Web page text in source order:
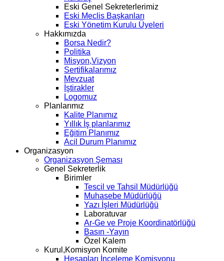
Eski Genel Sekreterlerimiz
Eski Meclis Başkanları
Eski Yönetim Kurulu Üyeleri
Hakkımızda
Borsa Nedir?
Politika
Misyon,Vizyon
Sertifikalarımız
Mevzuat
İştirakler
Logomuz
Planlarımız
Kalite Planımız
Yıllık İş planlarımız
Eğitim Planımız
Acil Durum Planımız
Organizasyon
Organizasyon Şeması
Genel Sekreterlik
Birimler
Tescil ve Tahsil Müdürlüğü
Muhasebe Müdürlüğü
Yazı İşleri Müdürlüğü
Laboratuvar
Ar-Ge ve Proje Koordinatörlüğü
Basın -Yayın
Özel Kalem
Kurul,Komisyon Komite
Hesapları İnceleme Komisyonu